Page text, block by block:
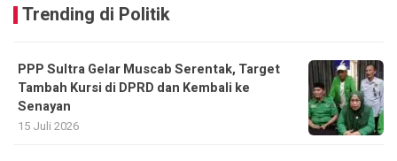
Trending di Politik
PPP Sultra Gelar Muscab Serentak, Target
Tambah Kursi di DPRD dan Kembali ke
Senayan
15 Juli 2026